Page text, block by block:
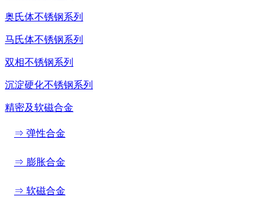
奥氏体不锈钢系列
马氏体不锈钢系列
双相不锈钢系列
沉淀硬化不锈钢系列
精密及软磁合金
⇒ 弹性合金
⇒ 膨胀合金
⇒ 软磁合金